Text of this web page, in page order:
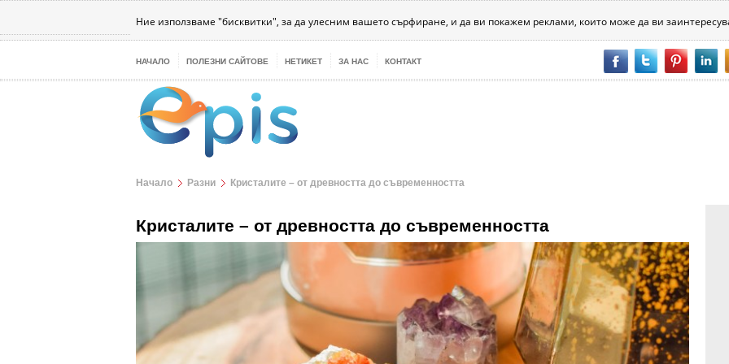
Ние използваме "бисквитки", за да улесним вашето сърфиране, и да ви покажем реклами, които може да ви
НАЧАЛО ПОЛЕЗНИ САЙТОВЕ НЕТИКЕТ ЗА НАС КОНТАКТ
Бизнес Интернет Здраве Психология
Начало Разни Кристалите – от древността до съвременността
Кристалите – от древността до съвременността